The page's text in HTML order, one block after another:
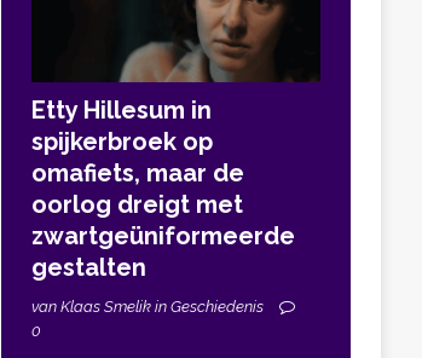
Etty Hillesum in
spijkerbroek op
omafiets, maar de
oorlog dreigt met
zwartgeüniformeerde
gestalten
van Klaas Smelik in Geschiedenis
0